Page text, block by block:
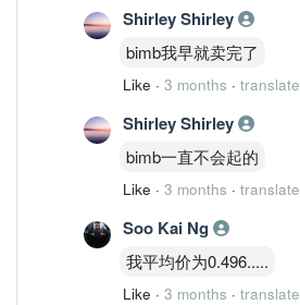
Shirley Shirley
bimb我早就卖完了
Like · 3 months · translate
Shirley Shirley
bimb一直不会起的
Like · 3 months · translate
Soo Kai Ng
我平均价为0.496.....
Like · 3 months · translate